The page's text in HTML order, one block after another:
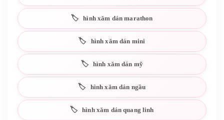
hình xăm dán marathon
hình xăm dán mini
hình xăm dán mỹ
hình xăm dán ngầu
hình xăm dán quang linh